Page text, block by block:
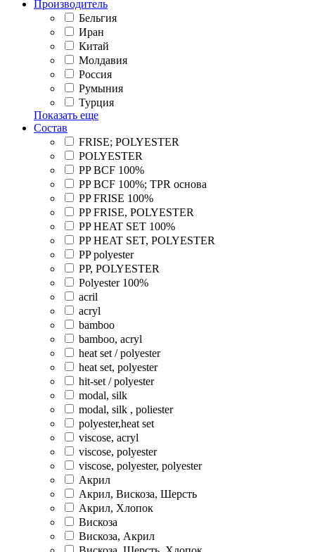
Производитель
Бельгия
Иран
Китай
Молдавия
Россия
Румыния
Турция
Показать еще
Состав
FRISE; POLYESTER
POLYESTER
PP BCF 100%
PP BCF 100%; TPR основа
PP FRISE 100%
PP FRISE, POLYESTER
PP HEAT SET 100%
PP HEAT SET, POLYESTER
PP polyester
PP, POLYESTER
Polyester 100%
acril
acryl
bamboo
bamboo, acryl
heat set / polyester
heat set, polyester
hit-set / polyester
modal, silk
modal, silk , poliester
polyester,heat set
viscose, acryl
viscose, polyester
viscose, polyester, polyester
Акрил
Акрил, Вискоза, Шерсть
Акрил, Хлопок
Вискоза
Вискоза, Акрил